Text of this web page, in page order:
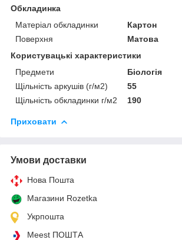
Обкладинка
Матеріал обкладинки
Картон
Поверхня
Матова
Користувацькі характеристики
Предмети
Біологія
Щільність аркушів (г/м2)
55
Щільність обкладинки г/м2
190
Приховати
Умови доставки
Нова Пошта
Магазини Rozetka
Укрпошта
Meest ПОШТА